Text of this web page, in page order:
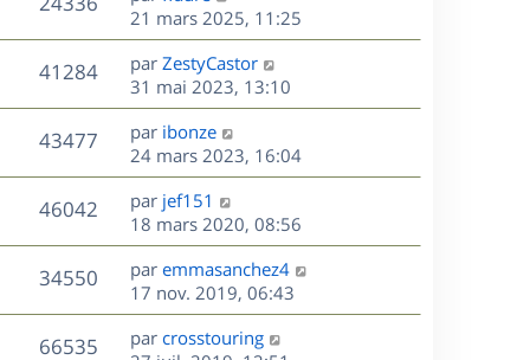
e
s
a
g
e
m
e
s
s
a
g
e
e
i
e
r
m
e
s
s
a
g
e
u
s
e
r
n
i
e
r
m
e
s
s
a
g
e
21 mars 2025, 11:25
41284V
u
s
D
e
r
n
i
e
r
m
e
s
s
a
g
par ZestyCastor
31 mai 2023, 13:10
43477V
u
e
s
D
e
r
n
i
e
r
m
e
s
par ibonze
24 mars 2023, 16:04
46042V
u
D
e
r
n
i
e
r
par jef151
18 mars 2020, 08:56
34550V
u
D
e
r
n
par emmasanchez4
17 nov. 2019, 06:43
66535V
D
par crosstouring